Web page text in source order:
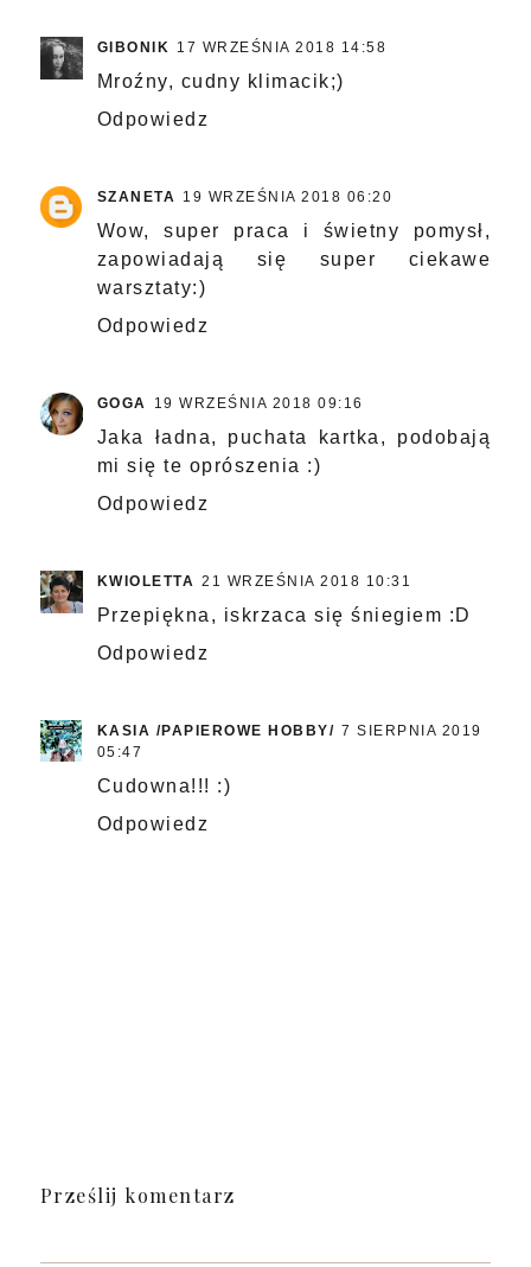
GIBONIK 17 WRZEŚNIA 2018 14:58
Mroźny, cudny klimacik;)
Odpowiedz
SZANETA 19 WRZEŚNIA 2018 06:20
Wow, super praca i świetny pomysł,
zapowiadają się super ciekawe
warsztaty:)
Odpowiedz
GOGA 19 WRZEŚNIA 2018 09:16
Jaka ładna, puchata kartka, podobają
mi się te oprószenia :)
Odpowiedz
KWIOLETTA 21 WRZEŚNIA 2018 10:31
Przepiękna, iskrzaca się śniegiem :D
Odpowiedz
KASIA /PAPIEROWE HOBBY/ 7 SIERPNIA 2019
05:47
Cudowna!!! :)
Odpowiedz
Prześlij komentarz